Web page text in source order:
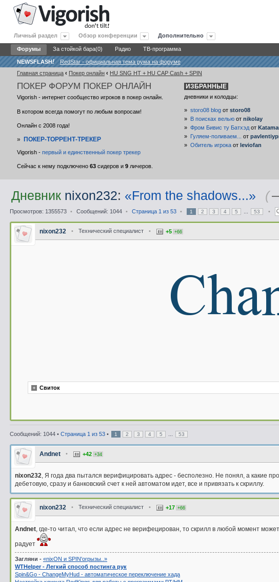
Личный раздел Обзор конференции Дополнительно
Форумы За стойкой бара(0) Радио ТВ-программа
NEWSFLASH!
RedStar - официальная тема рума на форуме
Главная страница ‹ Покер онлайн ‹ HU SNG HT + HU CAP Cash + SPIN
ПОКЕР ФОРУМ ПОКЕР ОНЛАЙН
Vigorish - интернет сообщество игроков в покер онлайн.
В котором всегда помогут по любым вопросам!
Онлайн с 2008 года!
» ПОКЕР-ТОРРЕНТ-ТРЕКЕР
Vigorish - первый и единственный покер трекер
Сейчас к нему подключено 63сидеров и 9личеров.
ИЗБРАННЫЕ
дневники и колодцы:
» storo08 blogот storo08
»
В поисках вельюот nikolay
» Фром Бивис ту Батхэдот
»
Гуляем-поливаем... от
» Обитель игрокаот leviofan
Дневник nixon232: «From the shadows...» (
Просмотров: 1355573 • Сообщений: 1044 • Страница 1 из 53 • 1 2 3 4 5 53 •
nixon232 • Технический специалист • +5 +66
Свиток
Сообщений: 1044 • Страница 1 из 53 • 1 2 3 4 5 53
Andnet • +42 +34
nixon232 , Я года два пытался верифицировать адрес - бесполезно. Не понял, а какие
дебетовую, сразу и банковский счет к ней автоматом идет, все и привязать к скриллу.
nixon232 • Технический специалист • +17 +66
Andnet , где-то читал, что если адрес не верифецирован, то скрилл в любой момент
радует
Загляни - «nixON и SPIN'oгрызы..»
WTHelper - Легкий способ постинга рук
Spin&Go - ChangeMyHud - автоматическое переключение хада